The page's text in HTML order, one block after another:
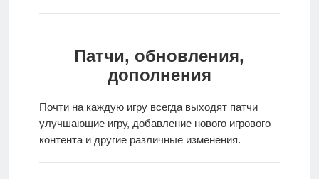
Патчи, обновления,
дополнения
Почти на каждую игру всегда выходят патчи
улучшающие игру, добавление нового игрового
контента и другие различные изменения.